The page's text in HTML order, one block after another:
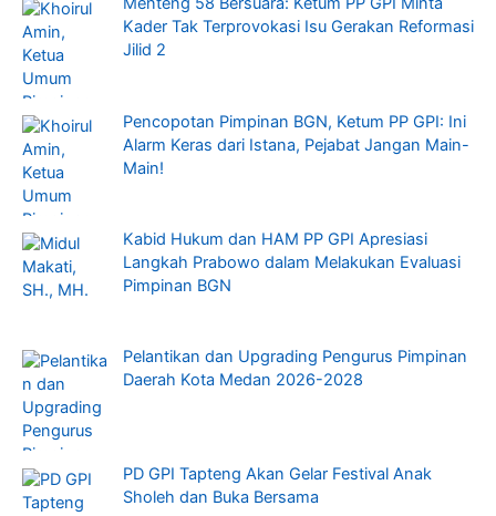
Kader Tak Terprovokasi Isu Gerakan Reformasi
Jilid 2
Pencopotan Pimpinan BGN, Ketum PP GPI: Ini
Alarm Keras dari Istana, Pejabat Jangan Main-
Main!
Kabid Hukum dan HAM PP GPI Apresiasi
Langkah Prabowo dalam Melakukan Evaluasi
Pimpinan BGN
Pelantikan dan Upgrading Pengurus Pimpinan
Daerah Kota Medan 2026-2028
PD GPI Tapteng Akan Gelar Festival Anak
Sholeh dan Buka Bersama